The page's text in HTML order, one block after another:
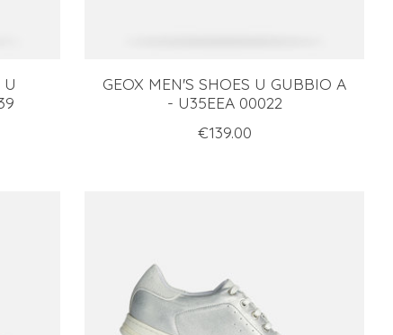
U
GEOX MEN'S SHOES U GUBBIO A
- U35EEA 00022
€139.00